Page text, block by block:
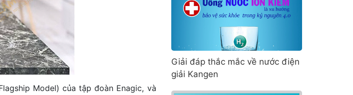
Model) của tập đoàn Enagic, và
Giải đáp thắc mắc về nước điện
giải Kangen